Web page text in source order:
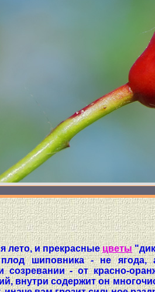
лето, и прекрасныецветы
плод шиповника - не
созревании - от красно-
внутри содержит он